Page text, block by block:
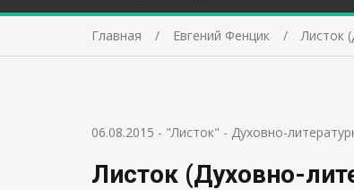
Главная Евгений Фенцик Листок
06.08.2015 - "Листок" - Духовно-
Листок (Духовно-